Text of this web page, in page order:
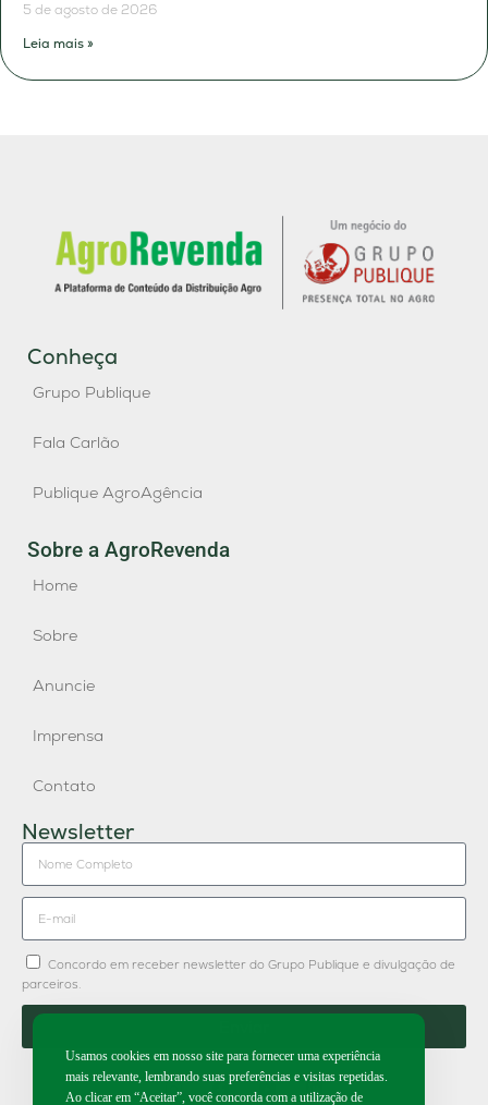
5 de agosto de 2026
Leia mais »
Conheça
Grupo Publique
Fala Carlão
Publique AgroAgência
Sobre a AgroRevenda
Home
Sobre
Anuncie
Imprensa
Contato
Newsletter
Concordo em receber newsletter do Grupo Publique e divulgação de
parceiros.
Usamos cookies em nosso site para fornecer uma experiência
mais relevante, lembrando suas preferências e visitas repetidas.
Ao clicar em “Aceitar”, você concorda com a utilização de